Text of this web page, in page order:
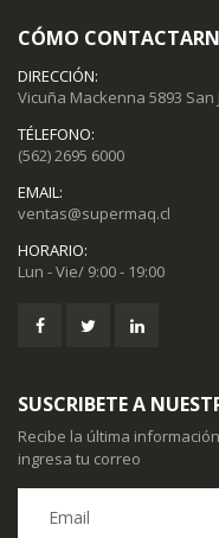
CÓMO
DIRECCIÓN:
Vicuña Mackenna 5893 San
TÉLEFONO:
(562) 2695 6000
EMAIL:
ventas@supermaq.cl
HORARIO:
Lun - Vie/ 9:00 - 19:00
SUSCRIBETE A
Recibe la última
ingresa tu correo